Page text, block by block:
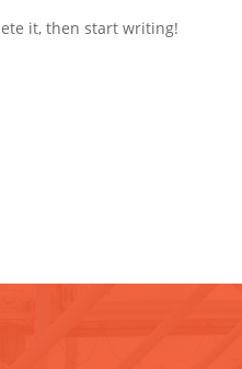
it, then start writing!